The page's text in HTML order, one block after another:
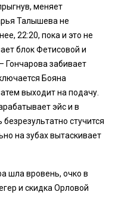
меняет
Талышева не
22:20, пока и это не
блок Фетисовой и
забивает
Бояна
выходит на подачу.
эйс и в
стучится
на зубах вытаскивает
шла вровень, очко в
и скидка Орловой